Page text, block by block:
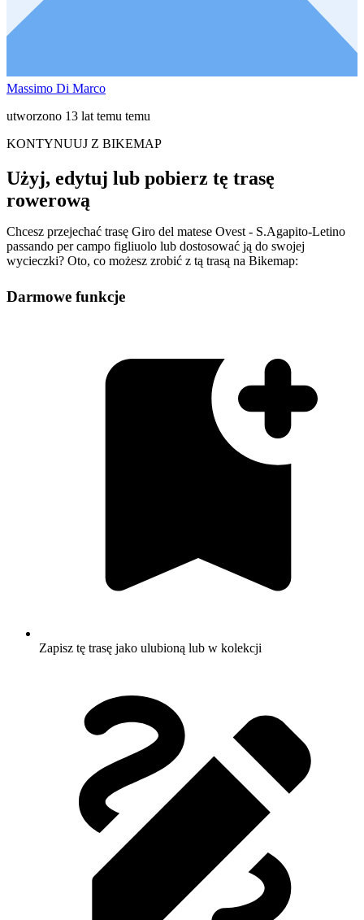
Massimo Di Marco
utworzono 13 lat temu temu
KONTYNUUJ Z BIKEMAP
Użyj, edytuj lub pobierz tę trasę
rowerową
Chcesz przejechać trasę Giro del matese Ovest - S.Agapito-Letino
passando per campo figliuolo lub dostosować ją do swojej
wycieczki? Oto, co możesz zrobić z tą trasą na Bikemap:
Darmowe funkcje
Zapisz tę trasę jako ulubioną lub w kolekcji